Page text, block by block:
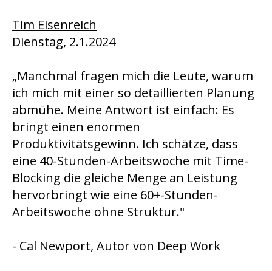
Tim Eisenreich
Dienstag, 2.1.2024
„Manchmal fragen mich die Leute, warum
ich mich mit einer so detaillierten Planung
abmühe. Meine Antwort ist einfach: Es
bringt einen enormen
Produktivitätsgewinn. Ich schätze, dass
eine 40-Stunden-Arbeitswoche mit Time-
Blocking die gleiche Menge an Leistung
hervorbringt wie eine 60+-Stunden-
Arbeitswoche ohne Struktur."
- Cal Newport, Autor von Deep Work